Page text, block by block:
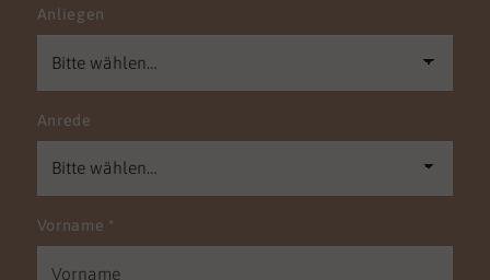
Anliegen
Anrede
Vorname *